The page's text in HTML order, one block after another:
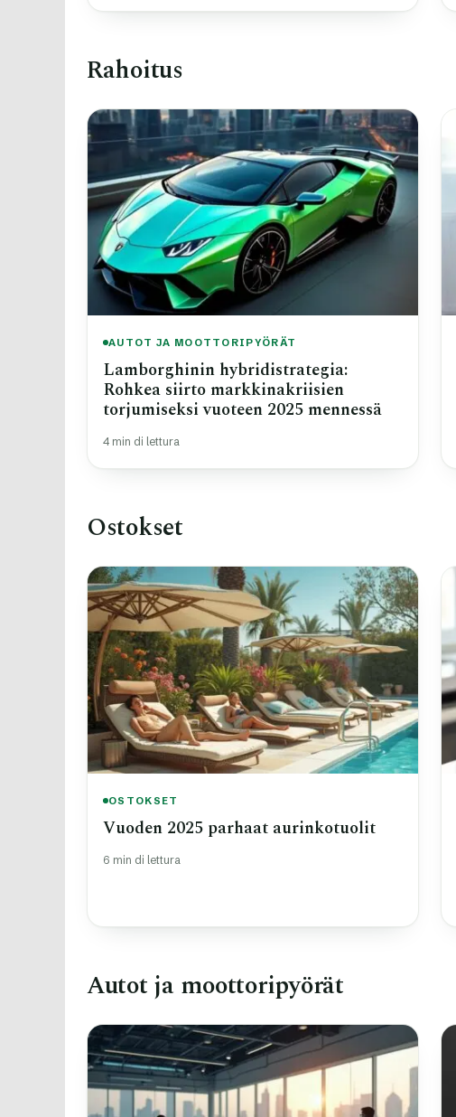
Rahoitus
AUTOT JA MOOTTORIPYÖRÄT
Lamborghinin hybridistrategia:
Rohkea siirto markkinakriisien
torjumiseksi vuoteen 2025 mennessä
4 min di lettura
Ostokset
OSTOKSET
Vuoden 2025 parhaat aurinkotuolit
6 min di lettura
Autot ja moottoripyörät